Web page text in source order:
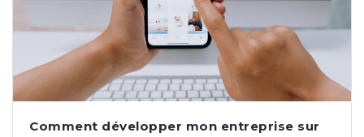
Comment développer mon entreprise sur